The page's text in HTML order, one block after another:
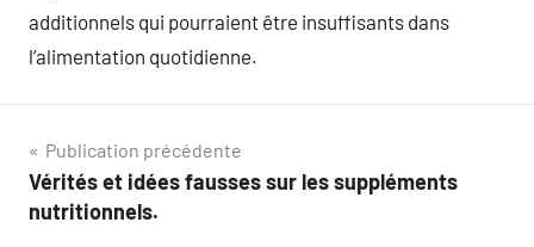
additionnels qui pourraient être insuffisants dans
l’alimentation quotidienne.
Navigation
de
Publication précédente
Vérités et idées fausses sur les suppléments
nutritionnels.